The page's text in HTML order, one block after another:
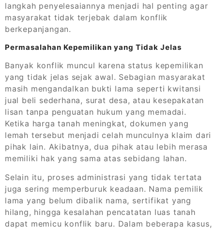
langkah penyelesaiannya menjadi hal penting agar
masyarakat tidak terjebak dalam konflik
berkepanjangan.
Permasalahan Kepemilikan yang Tidak Jelas
Banyak konflik muncul karena status kepemilikan
yang tidak jelas sejak awal. Sebagian masyarakat
masih mengandalkan bukti lama seperti kwitansi
jual beli sederhana, surat desa, atau kesepakatan
lisan tanpa penguatan hukum yang memadai.
Ketika harga tanah meningkat, dokumen yang
lemah tersebut menjadi celah munculnya klaim dari
pihak lain. Akibatnya, dua pihak atau lebih merasa
memiliki hak yang sama atas sebidang lahan.
Selain itu, proses administrasi yang tidak tertata
juga sering memperburuk keadaan. Nama pemilik
lama yang belum dibalik nama, sertifikat yang
hilang, hingga kesalahan pencatatan luas tanah
dapat memicu konflik baru. Dalam beberapa kasus,